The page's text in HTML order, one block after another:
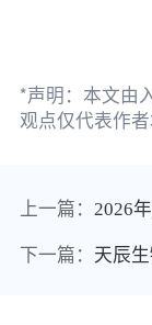
*声明：本文由
观点仅代表作
上一篇： 2026
下一篇：